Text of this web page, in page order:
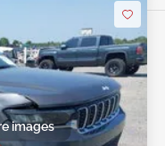
images